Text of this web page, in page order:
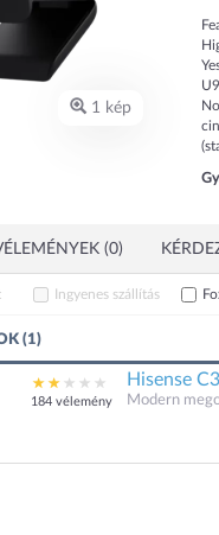
1 kép
(0)
Ingyenes szállítás
(1)
184 vélemény
Hisense
Modern